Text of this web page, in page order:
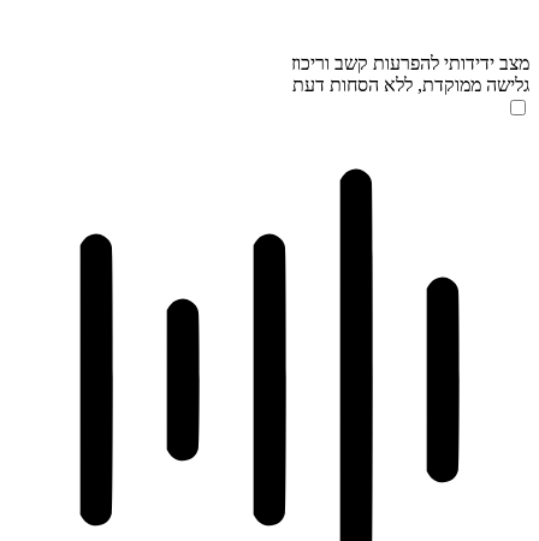
מצב ידידותי להפרעות קשב וריכוז
גלישה ממוקדת, ללא הסחות דעת